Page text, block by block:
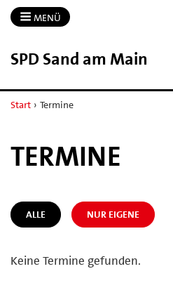
MENÜ
SPD Sand am Main
Start › Termine
TERMINE
ALLE NUR EIGENE
Keine Termine gefunden.